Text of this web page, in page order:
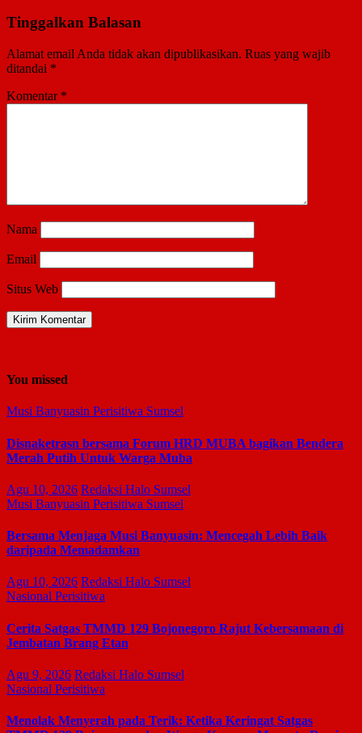
Tinggalkan Balasan
Alamat email Anda tidak akan dipublikasikan. Ruas yang wajib
ditandai *
Komentar *
Nama
Email
Situs Web
You missed
Musi Banyuasin Perisitiwa Sumsel
Disnaketrasn bersama Forum HRD MUBA bagikan Bendera
Merah Putih Untuk Warga Muba
Agu 10, 2026 Redaksi Halo Sumsel
Musi Banyuasin Perisitiwa Sumsel
Bersama Menjaga Musi Banyuasin: Mencegah Lebih Baik
daripada Memadamkan
Agu 10, 2026 Redaksi Halo Sumsel
Nasional Perisitiwa
Cerita Satgas TMMD 129 Bojonegoro Rajut Kebersamaan di
Jembatan Brang Etan
Agu 9, 2026 Redaksi Halo Sumsel
Nasional Perisitiwa
Menolak Menyerah pada Terik: Ketika Keringat Satgas